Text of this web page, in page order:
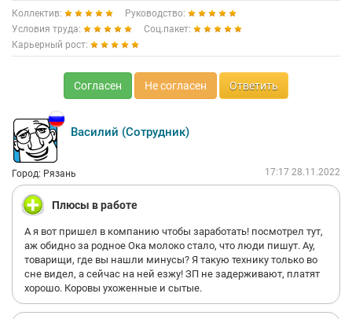
Коллектив:
Руководство:
Условия труда:
Соц.пакет:
Карьерный рост:
Согласен Не согласен Ответить
Василий (Сотрудник)
Город: Рязань 17:17 28.11.2022
Плюсы в работе
А я вот пришел в компанию чтобы заработать! посмотрел тут,
аж обидно за родное Ока молоко стало, что люди пишут. Ау,
товарищи, где вы нашли минусы? Я такую технику только во
сне видел, а сейчас на ней езжу! ЗП не задерживают, платят
хорошо. Коровы ухоженные и сытые.